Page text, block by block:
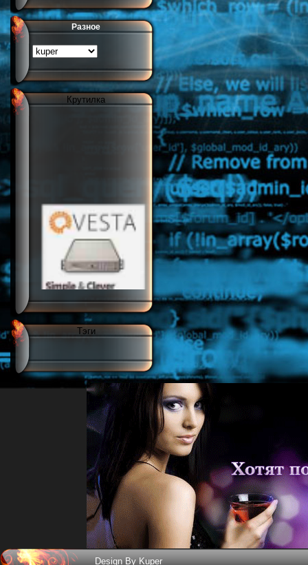
Разное
Крутилка
Тэги
Design By Kuper